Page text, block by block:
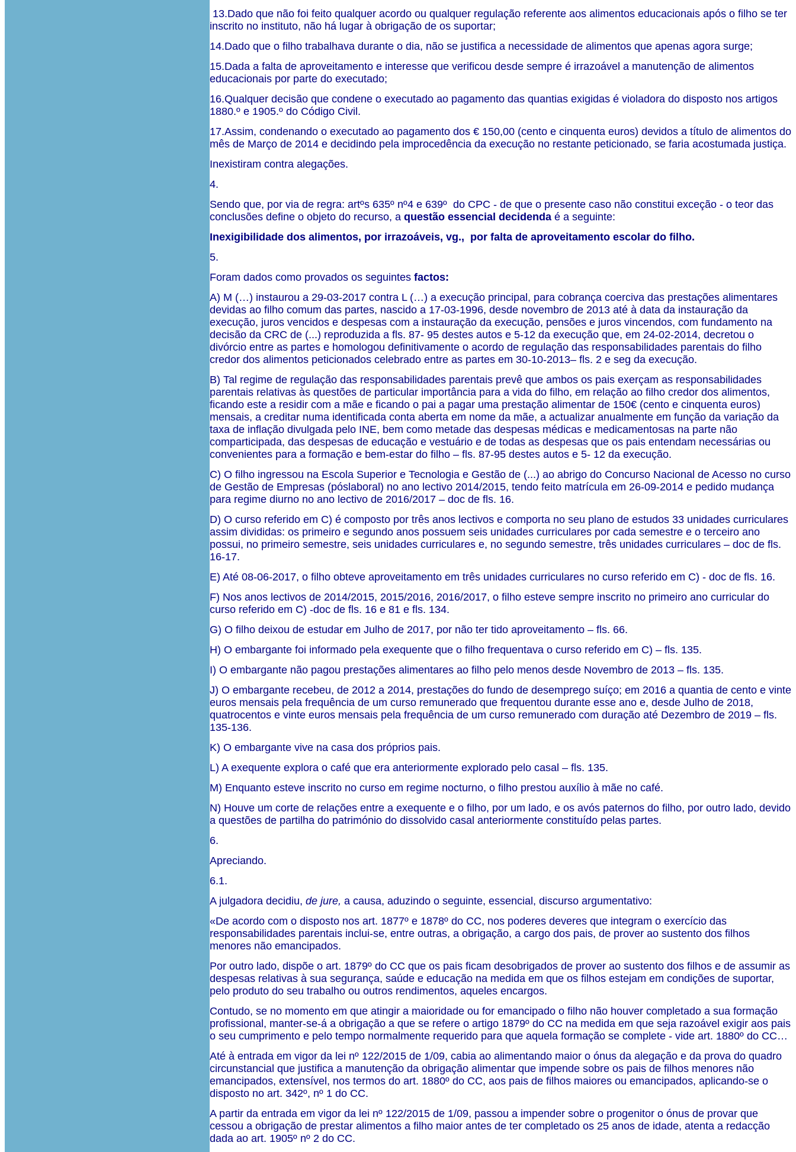
13.Dado que não foi feito qualquer acordo ou qualquer regulação referente aos alimentos educacionais após o filho se ter
inscrito no instituto, não há lugar à obrigação de os suportar;
14.Dado que o filho trabalhava durante o dia, não se justifica a necessidade de alimentos que apenas agora surge;
15.Dada a falta de aproveitamento e interesse que verificou desde sempre é irrazoável a manutenção de alimentos
educacionais por parte do executado;
16.Qualquer decisão que condene o executado ao pagamento das quantias exigidas é violadora do disposto nos artigos
1880.º e 1905.º do Código Civil.
17.Assim, condenando o executado ao pagamento dos € 150,00 (cento e cinquenta euros) devidos a título de alimentos do
mês de Março de 2014 e decidindo pela improcedência da execução no restante peticionado, se faria acostumada justiça.
Inexistiram contra alegações.
4.
Sendo que, por via de regra: artºs 635º nº4 e 639º do CPC - de que o presente caso não constitui exceção - o teor das
conclusões define o objeto do recurso, a questão essencial decidenda é a seguinte:
Inexigibilidade dos alimentos, por irrazoáveis, vg., por falta de aproveitamento escolar do filho.
5.
Foram dados como provados os seguintes factos:
A) M (…) instaurou a 29-03-2017 contra L (…) a execução principal, para cobrança coerciva das prestações alimentares
devidas ao filho comum das partes, nascido a 17-03-1996, desde novembro de 2013 até à data da instauração da
execução, juros vencidos e despesas com a instauração da execução, pensões e juros vincendos, com fundamento na
decisão da CRC de (...) reproduzida a fls. 87- 95 destes autos e 5-12 da execução que, em 24-02-2014, decretou o
divórcio entre as partes e homologou definitivamente o acordo de regulação das responsabilidades parentais do filho
credor dos alimentos peticionados celebrado entre as partes em 30-10-2013– fls. 2 e seg da execução.
B) Tal regime de regulação das responsabilidades parentais prevê que ambos os pais exerçam as responsabilidades
parentais relativas às questões de particular importância para a vida do filho, em relação ao filho credor dos alimentos,
ficando este a residir com a mãe e ficando o pai a pagar uma prestação alimentar de 150€ (cento e cinquenta euros)
mensais, a creditar numa identificada conta aberta em nome da mãe, a actualizar anualmente em função da variação da
taxa de inflação divulgada pelo INE, bem como metade das despesas médicas e medicamentosas na parte não
comparticipada, das despesas de educação e vestuário e de todas as despesas que os pais entendam necessárias ou
convenientes para a formação e bem-estar do filho – fls. 87-95 destes autos e 5- 12 da execução.
C) O filho ingressou na Escola Superior e Tecnologia e Gestão de (...) ao abrigo do Concurso Nacional de Acesso no curso
de Gestão de Empresas (póslaboral) no ano lectivo 2014/2015, tendo feito matrícula em 26-09-2014 e pedido mudança
para regime diurno no ano lectivo de 2016/2017 – doc de fls. 16.
D) O curso referido em C) é composto por três anos lectivos e comporta no seu plano de estudos 33 unidades curriculares
assim divididas: os primeiro e segundo anos possuem seis unidades curriculares por cada semestre e o terceiro ano
possui, no primeiro semestre, seis unidades curriculares e, no segundo semestre, três unidades curriculares – doc de fls.
16-17.
E) Até 08-06-2017, o filho obteve aproveitamento em três unidades curriculares no curso referido em C) - doc de fls. 16.
F) Nos anos lectivos de 2014/2015, 2015/2016, 2016/2017, o filho esteve sempre inscrito no primeiro ano curricular do
curso referido em C) -doc de fls. 16 e 81 e fls. 134.
G) O filho deixou de estudar em Julho de 2017, por não ter tido aproveitamento – fls. 66.
H) O embargante foi informado pela exequente que o filho frequentava o curso referido em C) – fls. 135.
I) O embargante não pagou prestações alimentares ao filho pelo menos desde Novembro de 2013 – fls. 135.
J) O embargante recebeu, de 2012 a 2014, prestações do fundo de desemprego suíço; em 2016 a quantia de cento e vinte
euros mensais pela frequência de um curso remunerado que frequentou durante esse ano e, desde Julho de 2018,
quatrocentos e vinte euros mensais pela frequência de um curso remunerado com duração até Dezembro de 2019 – fls.
135-136.
K) O embargante vive na casa dos próprios pais.
L) A exequente explora o café que era anteriormente explorado pelo casal – fls. 135.
M) Enquanto esteve inscrito no curso em regime nocturno, o filho prestou auxílio à mãe no café.
N) Houve um corte de relações entre a exequente e o filho, por um lado, e os avós paternos do filho, por outro lado, devido
a questões de partilha do património do dissolvido casal anteriormente constituído pelas partes.
6.
Apreciando.
6.1.
A julgadora decidiu, de jure, a causa, aduzindo o seguinte, essencial, discurso argumentativo:
«De acordo com o disposto nos art. 1877º e 1878º do CC, nos poderes deveres que integram o exercício das
responsabilidades parentais inclui-se, entre outras, a obrigação, a cargo dos pais, de prover ao sustento dos filhos
menores não emancipados.
Por outro lado, dispõe o art. 1879º do CC que os pais ficam desobrigados de prover ao sustento dos filhos e de assumir as
despesas relativas à sua segurança, saúde e educação na medida em que os filhos estejam em condições de suportar,
pelo produto do seu trabalho ou outros rendimentos, aqueles encargos.
Contudo, se no momento em que atingir a maioridade ou for emancipado o filho não houver completado a sua formação
profissional, manter-se-á a obrigação a que se refere o artigo 1879º do CC na medida em que seja razoável exigir aos pais
o seu cumprimento e pelo tempo normalmente requerido para que aquela formação se complete - vide art. 1880º do CC…
Até à entrada em vigor da lei nº 122/2015 de 1/09, cabia ao alimentando maior o ónus da alegação e da prova do quadro
circunstancial que justifica a manutenção da obrigação alimentar que impende sobre os pais de filhos menores não
emancipados, extensível, nos termos do art. 1880º do CC, aos pais de filhos maiores ou emancipados, aplicando-se o
disposto no art. 342º, nº 1 do CC.
A partir da entrada em vigor da lei nº 122/2015 de 1/09, passou a impender sobre o progenitor o ónus de provar que
cessou a obrigação de prestar alimentos a filho maior antes de ter completado os 25 anos de idade, atenta a redacção
dada ao art. 1905º nº 2 do CC.